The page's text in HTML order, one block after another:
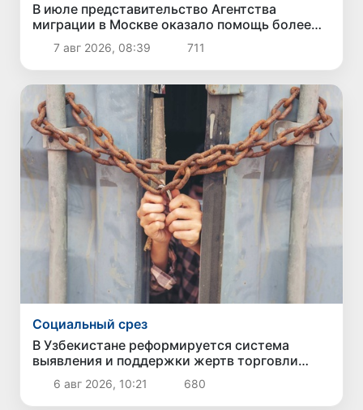
В июле представительство Агентства
миграции в Москве оказало помощь более
1,8 тысячам граждан Узбекистана
7 авг 2026, 08:39 711
Социальный срез
В Узбекистане реформируется система
выявления и поддержки жертв торговли
людьми
6 авг 2026, 10:21 680